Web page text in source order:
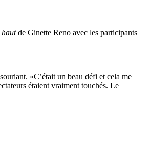
hautde Ginette Reno avec les participants
«C’était un beau défi et cela me
étaient vraiment touchés. Le